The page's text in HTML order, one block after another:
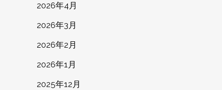
2026年4月
2026年3月
2026年2月
2026年1月
2025年12月